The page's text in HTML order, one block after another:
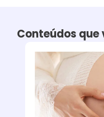
Conteúdos